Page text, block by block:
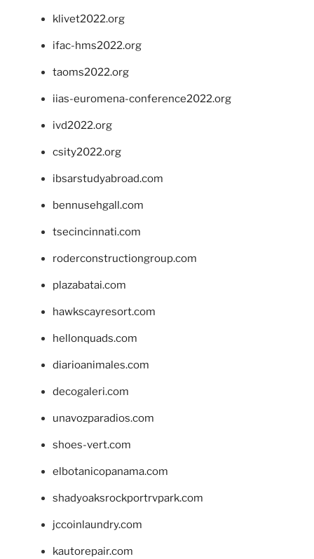
klivet2022.org
ifac-hms2022.org
taoms2022.org
iias-euromena-conference2022.org
ivd2022.org
csity2022.org
ibsarstudyabroad.com
bennusehgall.com
tsecincinnati.com
roderconstructiongroup.com
plazabatai.com
hawkscayresort.com
hellonquads.com
diarioanimales.com
decogaleri.com
unavozparadios.com
shoes-vert.com
elbotanicopanama.com
shadyoaksrockportrvpark.com
jccoinlaundry.com
kautorepair.com